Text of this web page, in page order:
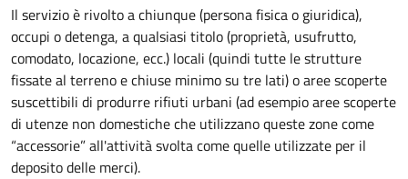
Il servizio è rivolto a chiunque (persona fisica o giuridica),
occupi o detenga, a qualsiasi titolo (proprietà, usufrutto,
comodato, locazione, ecc.) locali (quindi tutte le strutture
fissate al terreno e chiuse minimo su tre lati) o aree scoperte
suscettibili di produrre rifiuti urbani (ad esempio aree scoperte
di utenze non domestiche che utilizzano queste zone come
“accessorie” all'attività svolta come quelle utilizzate per il
deposito delle merci).